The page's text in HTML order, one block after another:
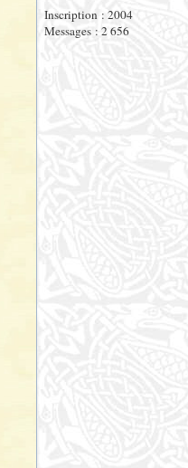
Inscription : 2004
Messages : 2 656